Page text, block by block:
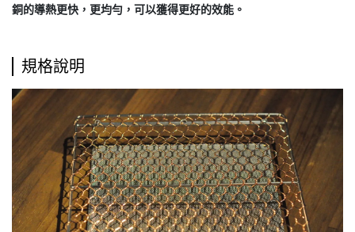
銅的導熱更快，更均勻，可以獲得更好的效能。
規格說明